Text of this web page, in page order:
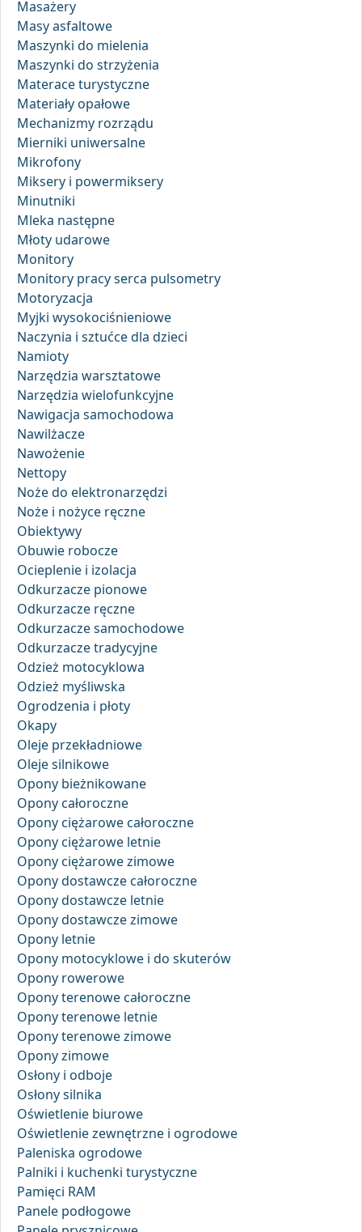
Masażery
Masy asfaltowe
Maszynki do mielenia
Maszynki do strzyżenia
Materace turystyczne
Materiały opałowe
Mechanizmy rozrządu
Mierniki uniwersalne
Mikrofony
Miksery i powermiksery
Minutniki
Mleka następne
Młoty udarowe
Monitory
Monitory pracy serca pulsometry
Motoryzacja
Myjki wysokociśnieniowe
Naczynia i sztućce dla dzieci
Namioty
Narzędzia warsztatowe
Narzędzia wielofunkcyjne
Nawigacja samochodowa
Nawilżacze
Nawożenie
Nettopy
Noże do elektronarzędzi
Noże i nożyce ręczne
Obiektywy
Obuwie robocze
Ocieplenie i izolacja
Odkurzacze pionowe
Odkurzacze ręczne
Odkurzacze samochodowe
Odkurzacze tradycyjne
Odzież motocyklowa
Odzież myśliwska
Ogrodzenia i płoty
Okapy
Oleje przekładniowe
Oleje silnikowe
Opony bieżnikowane
Opony całoroczne
Opony ciężarowe całoroczne
Opony ciężarowe letnie
Opony ciężarowe zimowe
Opony dostawcze całoroczne
Opony dostawcze letnie
Opony dostawcze zimowe
Opony letnie
Opony motocyklowe i do skuterów
Opony rowerowe
Opony terenowe całoroczne
Opony terenowe letnie
Opony terenowe zimowe
Opony zimowe
Osłony i odboje
Osłony silnika
Oświetlenie biurowe
Oświetlenie zewnętrzne i ogrodowe
Paleniska ogrodowe
Palniki i kuchenki turystyczne
Pamięci RAM
Panele podłogowe